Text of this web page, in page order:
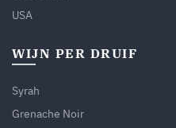
USA
WIJN PER DRUIF
Syrah
Grenache Noir